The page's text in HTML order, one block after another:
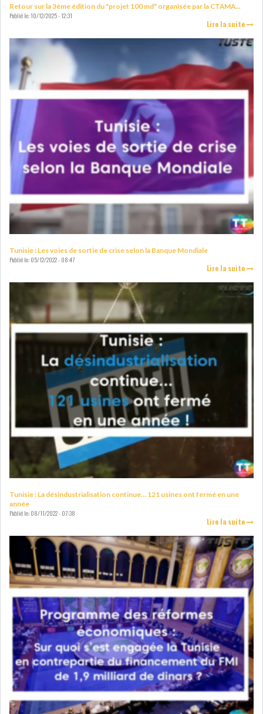
Retour sur la 3ème édition du "projet 100 md" organisée par la CTAMA...
Publié le:10/12/2025 - 12:31
Lire la suite
Tunisie : Les voies de sortie de crise selon la Banque Mondiale
Publié le:05/12/2022 - 08:47
Lire la suite
Tunisie : La désindustrialisation continue… 121 usines ont fermé en une
année
Publié le:08/11/2022 - 07:38
Lire la suite